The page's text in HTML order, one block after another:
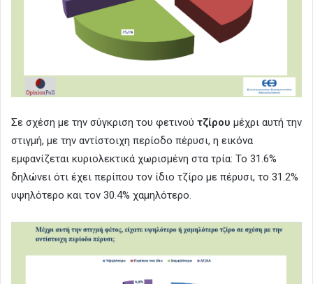
Σε σχέση με την σύγκριση του φετινού τζίρου μέχρι αυτή την
στιγμή, με την αντίστοιχη περίοδο πέρυσι, η εικόνα
εμφανίζεται κυριολεκτικά χωρισμένη στα τρία: Το 31.6%
δηλώνει ότι έχει περίπου τον ίδιο τζίρο με πέρυσι, το 31.2%
υψηλότερο και τον 30.4% χαμηλότερο.